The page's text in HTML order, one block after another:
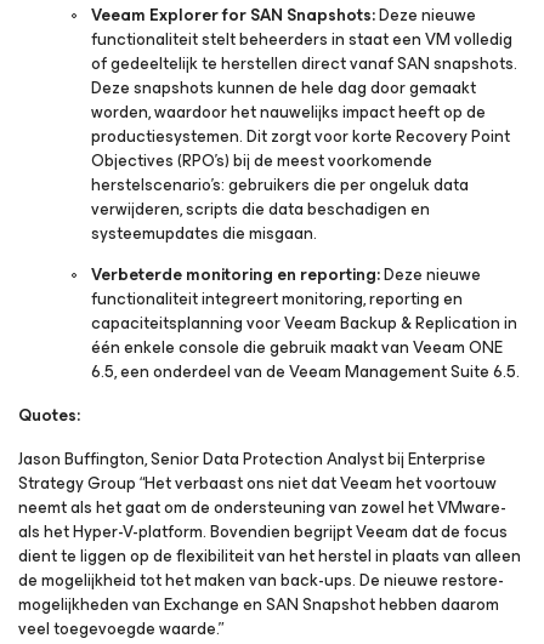
Veeam Explorer for SAN Snapshots:Deze nieuwe
functionaliteit stelt beheerders in staat een VM volledig
of gedeeltelijk te herstellen direct vanaf SAN snapshots.
Deze snapshots kunnen de hele dag door gemaakt
worden, waardoor het nauwelijks impact heeft op de
productiesystemen. Dit zorgt voor korte Recovery Point
Objectives (RPO’s) bij de meest voorkomende
herstelscenario’s: gebruikers die per ongeluk data
verwijderen, scripts die data beschadigen en
systeemupdates die misgaan.
Verbeterde monitoring en reporting:Deze nieuwe
functionaliteit integreert monitoring, reporting en
capaciteitsplanning voor Veeam Backup & Replication in
één enkele console die gebruik maakt van Veeam ONE
6.5, een onderdeel van de Veeam Management Suite 6.5.
Quotes:
Jason Buffington, Senior Data Protection Analyst bij Enterprise
Strategy Group “Het verbaast ons niet dat Veeam het voortouw
neemt als het gaat om de ondersteuning van zowel het VMware-
als het Hyper-V-platform. Bovendien begrijpt Veeam dat de focus
dient te liggen op de flexibiliteit van het herstel in plaats van alleen
de mogelijkheid tot het maken van back-ups. De nieuwe restore-
mogelijkheden van Exchange en SAN Snapshot hebben daarom
veel toegevoegde waarde.”